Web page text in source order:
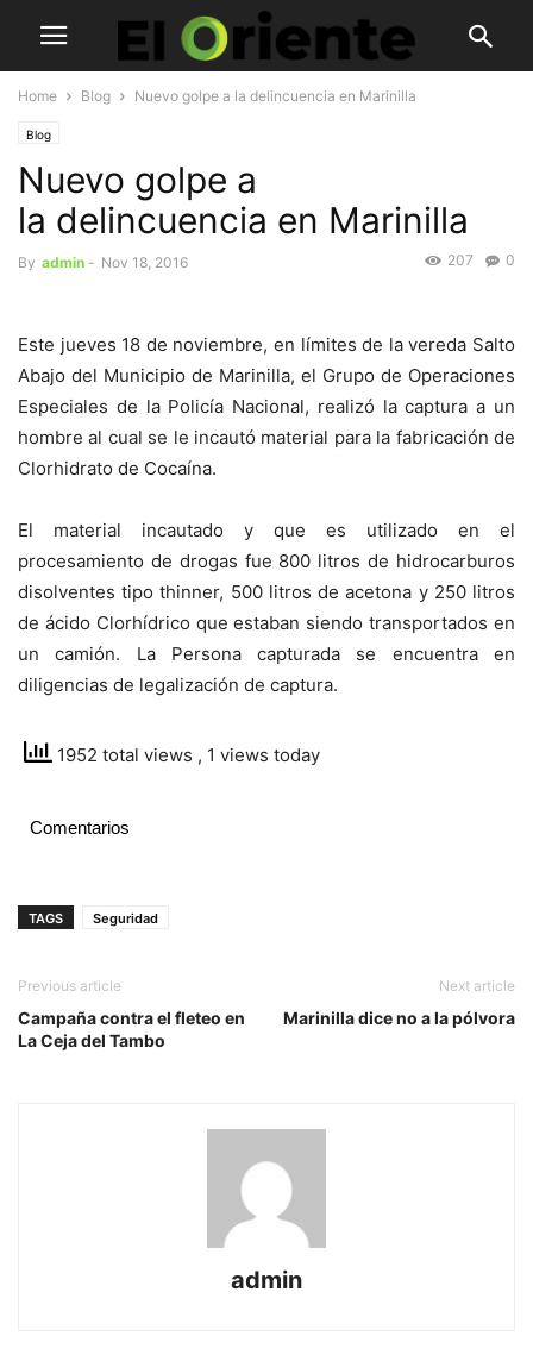
Home Blog Nuevo golpe a la delincuencia en Marinilla
Blog
Nuevo golpe a
la delincuencia en Marinilla
By admin - Nov 18, 2016 0
207
Este jueves 18 de noviembre, en límites de la vereda Salto
Abajo del Municipio de Marinilla, el Grupo de Operaciones
Especiales de la Policía Nacional, realizó la captura a un
hombre al cual se le incautó material para la fabricación de
Clorhidrato de Cocaína.
El material incautado y que es utilizado en el
procesamiento de drogas fue 800 litros de hidrocarburos
disolventes tipo thinner, 500 litros de acetona y 250 litros
de ácido Clorhídrico que estaban siendo transportados en
un camión. La Persona capturada se encuentra en
diligencias de legalización de captura.
1952 total views , 1 views today
Comentarios
TAGS Seguridad
Previous article
Campaña contra el fleteo en
La Ceja del Tambo
Next article
Marinilla dice no a la pólvora
admin